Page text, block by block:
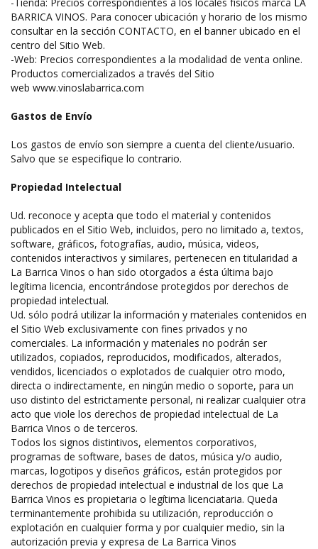
BARRICA VINOS. Para conocer ubicación y horario de los mismo
consultar en la sección CONTACTO, en el banner ubicado en el
centro del Sitio Web.
-Web: Precios correspondientes a la modalidad de venta online.
Productos comercializados a través del Sitio
web www.vinoslabarrica.com
Gastos de Envío
Los gastos de envío son siempre a cuenta del cliente/usuario.
Salvo que se especifique lo contrario.
Propiedad Intelectual
Ud. reconoce y acepta que todo el material y contenidos
publicados en el Sitio Web, incluidos, pero no limitado a, textos,
software, gráficos, fotografías, audio, música, videos,
contenidos interactivos y similares, pertenecen en titularidad a
La Barrica Vinos o han sido otorgados a ésta última bajo
legítima licencia, encontrándose protegidos por derechos de
propiedad intelectual.
Ud. sólo podrá utilizar la información y materiales contenidos en
el Sitio Web exclusivamente con fines privados y no
comerciales. La información y materiales no podrán ser
utilizados, copiados, reproducidos, modificados, alterados,
vendidos, licenciados o explotados de cualquier otro modo,
directa o indirectamente, en ningún medio o soporte, para un
uso distinto del estrictamente personal, ni realizar cualquier otra
acto que viole los derechos de propiedad intelectual de La
Barrica Vinos o de terceros.
Todos los signos distintivos, elementos corporativos,
programas de software, bases de datos, música y/o audio,
marcas, logotipos y diseños gráficos, están protegidos por
derechos de propiedad intelectual e industrial de los que La
Barrica Vinos es propietaria o legítima licenciataria. Queda
terminantemente prohibida su utilización, reproducción o
explotación en cualquier forma y por cualquier medio, sin la
autorización previa y expresa de La Barrica Vinos